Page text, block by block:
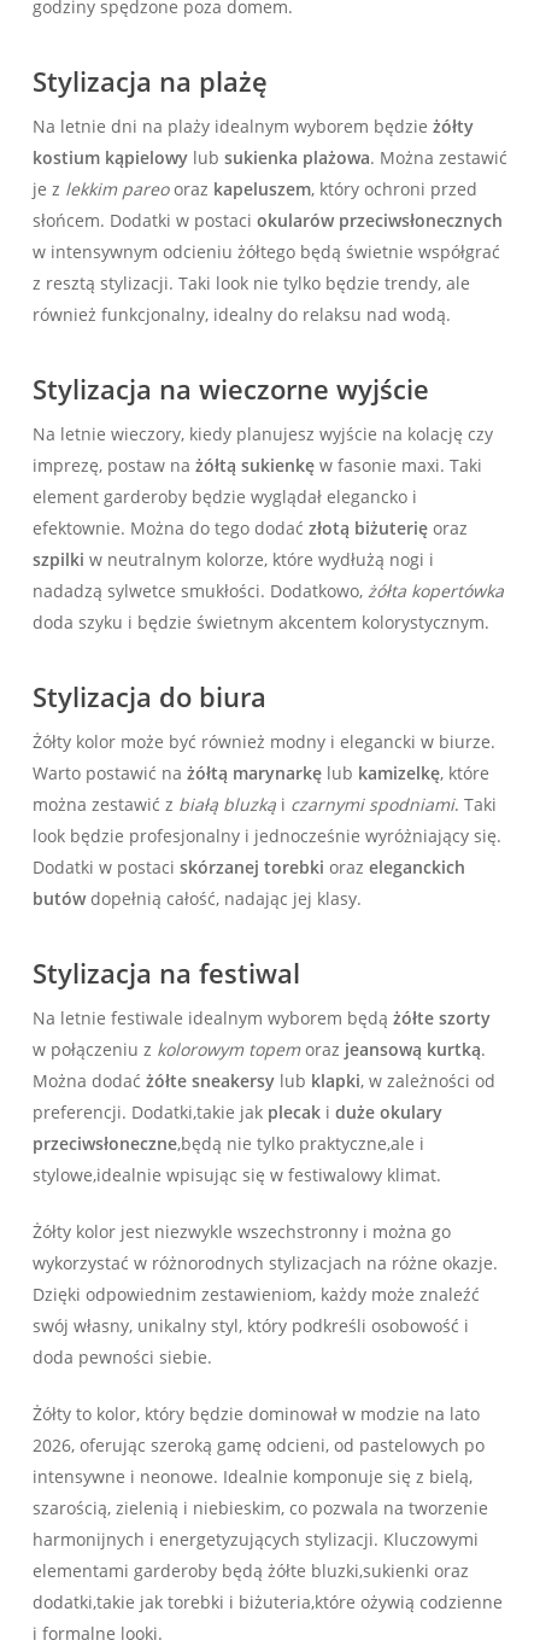
godziny ⁣spędzone poza domem.
Stylizacja na plażę
Na letnie dni ⁢na plaży idealnym‍ wyborem będzie żółty
kostium kąpielowylub sukienka plażowa. Można zestawić
je z lekkim pareooraz kapeluszem, który ochroni przed
słońcem. Dodatki w postaci okularów przeciwsłonecznych
w intensywnym odcieniu żółtego będą świetnie współgrać
⁢z resztą stylizacji. Taki look nie tylko będzie trendy, ale
również funkcjonalny, idealny do relaksu nad ⁤wodą.
Stylizacja na wieczorne wyjście
Na‌ letnie wieczory, kiedy planujesz wyjście ⁤na kolację czy
imprezę, postaw na żółtą sukienkęw fasonie maxi. Taki
element garderoby będzie wyglądał elegancko i
efektownie. Można do tego dodać złotą biżuterięoraz
szpilki w neutralnym kolorze, ‌które wydłużą nogi i
nadadzą sylwetce smukłości. Dodatkowo, żółta‌ kopertówka
doda szyku i będzie świetnym akcentem⁤ kolorystycznym.
Stylizacja do biura
Żółty kolor ‌może być również modny i elegancki⁢ w biurze.
Warto postawić na żółtą marynarkęlub kamizelkę, które
można zestawić z białą bluzkąi czarnymi spodniami. Taki‍
look będzie profesjonalny ​i jednocześnie wyróżniający się.
Dodatki w postaci skórzanej torebki oraz eleganckich
⁤butówdopełnią‍ całość, nadając jej klasy.
Stylizacja‌ na ‍festiwal
Na letnie festiwale‌ idealnym wyborem będą żółte szorty
w połączeniu z kolorowym topemoraz jeansową kurtką.
Można dodać żółte sneakersylub klapki, w ⁢zależności od
preferencji. Dodatki,takie jak plecaki duże okulary
przeciwsłoneczne,będą nie ​tylko praktyczne,ale i
stylowe,idealnie wpisując​ się w festiwalowy klimat.
Żółty kolor jest niezwykle wszechstronny⁤ i⁤ można go
wykorzystać w różnorodnych stylizacjach na różne okazje.
Dzięki ​odpowiednim zestawieniom, ⁤każdy może znaleźć
swój własny, ‍unikalny styl, który podkreśli osobowość i
doda pewności siebie.
Żółty ​to kolor, który będzie dominował w modzie na lato
2026, oferując szeroką gamę odcieni, od pastelowych po
intensywne ⁣i neonowe.‌ Idealnie komponuje ⁢się z bielą,
szarością, zielenią⁤ i niebieskim, co pozwala na tworzenie
harmonijnych i energetyzujących⁣ stylizacji. Kluczowymi
elementami garderoby ⁢będą żółte bluzki,sukienki oraz
dodatki,takie jak torebki i biżuteria,które ożywią codzienne
i⁣ formalne looki.